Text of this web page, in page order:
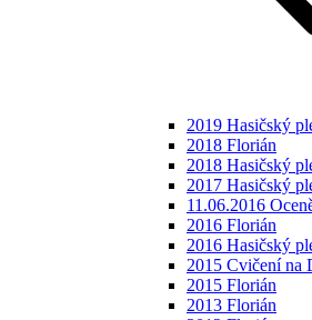
2019 Hasičský
2018 Florián
2018 Hasičský
2017 Hasičský
11.06.2016
2016 Florián
2016 Hasičský
2015 Cvičení na
2015 Florián
2013 Florián